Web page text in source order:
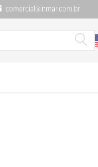
comercial@inmar.com.br